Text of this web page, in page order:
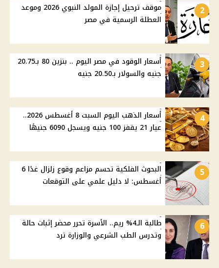
2
موقف ترحيل إجازة المولد النبوي 2026 وموعد
العطلة الرسمية في مصر
3
أسعار الوقود في مصر اليوم .. بنزين 80 بـ20.75
جنيه والسولار بـ20.50 جنيه
4
أسعار الذهب اليوم السبت 8 أغسطس 2026..
عيار 21 يقفز 100 جنيه ويسجل 6090 جنيهًا
5
البحوث الفلكية تحسم مزاعم وقوع زلزال غدًا 6
أغسطس: لا دليل علمي على التوقعات
6
طالبة الـ4% ريم.. الأسرة تحرر محضر إثبات حالة
وتدرس الطب الشرعي والوزارة ترد